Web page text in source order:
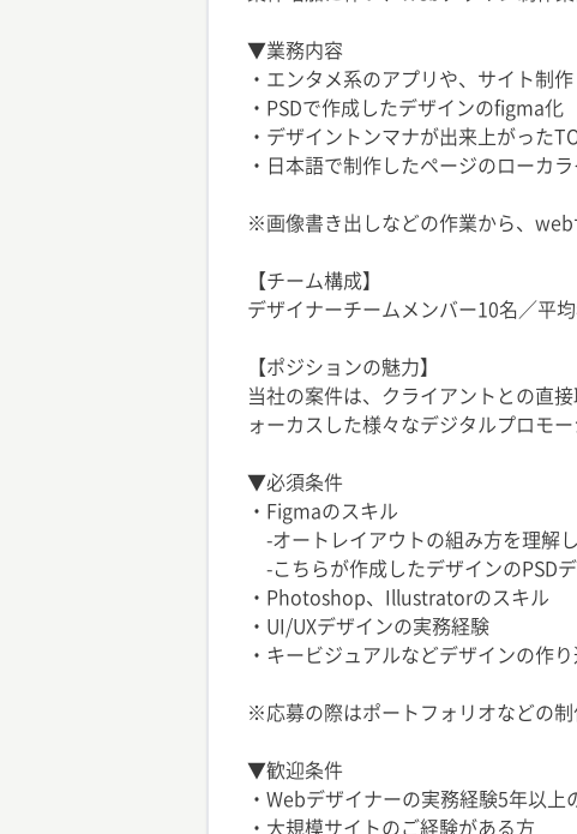
▼業務内容
・エンタメ系のアプリや、サイト制
・PSDで作成したデザインのfigma化
・デザイントンマナが出来上がった
・日本語で制作したページのローカラ
※画像書き出しなどの作業から、web
【チーム構成】
デザイナーチームメンバー10名／平
【ポジションの魅力】
当社の案件は、クライアントとの直
ォーカスした様々なデジタルプロモー
▼必須条件
・Figmaのスキル
-オートレイアウトの組み方を理解
-こちらが作成したデザインのPSD
・Photoshop、Illustratorのスキル
・UI/UXデザインの実務経験
・キービジュアルなどデザインの作
※応募の際はポートフォリオなどの制
▼歓迎条件
・Webデザイナーの実務経験5年以上
・大規模サイトのご経験がある方